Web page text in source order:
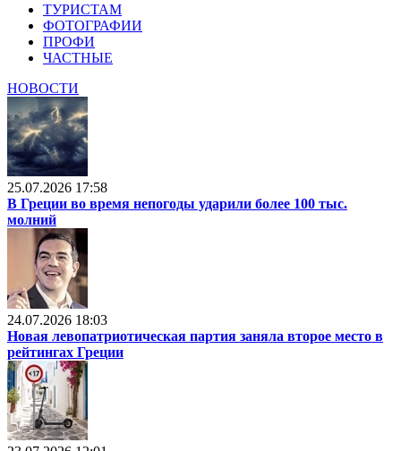
ТУРИСТАМ
ФОТОГРАФИИ
ПРОФИ
ЧАСТНЫЕ
НОВОСТИ
25.07.2026 17:58
В Греции во время непогоды ударили более 100 тыс.
молний
24.07.2026 18:03
Новая левопатриотическая партия заняла второе место в
рейтингах Греции